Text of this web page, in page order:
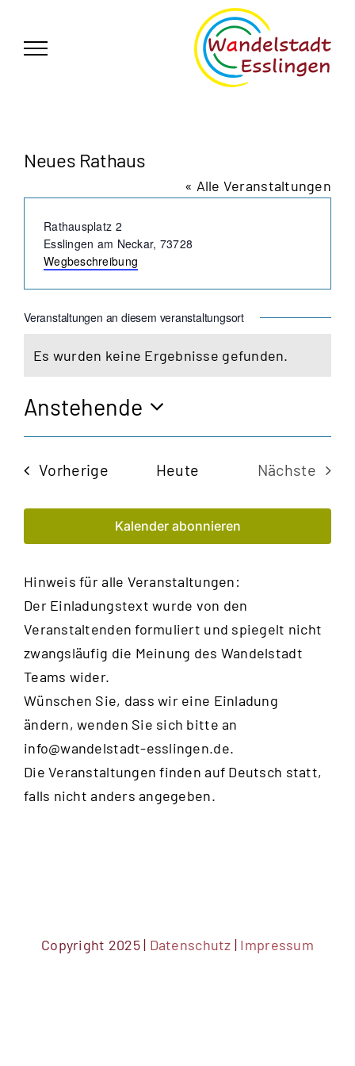
springen
Neues Rathaus
« Alle Veranstaltungen
Adresse
Rathausplatz 2
Esslingen am Neckar, 73728
Wegbeschreibung
Veranstaltungen an diesem veranstaltungsort
Hinweis
Es wurden keine Ergebnisse gefunden.
Anstehende
Datum
VorherigeVeranstaltungen
Heute
Nächste
Kalender abonnieren
Hinweis für alle Veranstaltungen:
Der Einladungstext wurde von den
Veranstaltenden formuliert und spiegelt nicht
zwangsläufig die Meinung des Wandelstadt
Teams wider.
Wünschen Sie, dass wir eine Einladung
ändern, wenden Sie sich bitte an
info@wandelstadt-esslingen.de.
Die Veranstaltungen finden auf Deutsch statt,
falls nicht anders angegeben.
Copyright 2025 | Datenschutz | Impressum